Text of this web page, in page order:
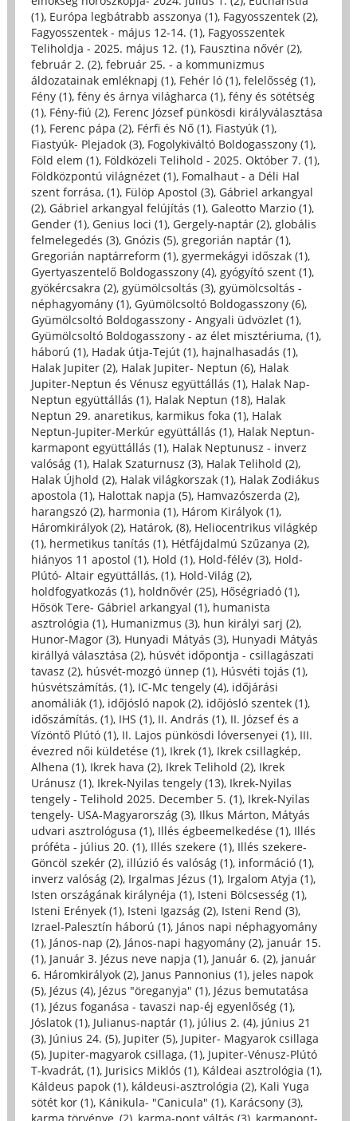
(1), Európa legbátrabb asszonya (1), Fagyosszentek (2),
Fagyosszentek - május 12-14. (1), Fagyosszentek
Teliholdja - 2025. május 12. (1), Fausztina nővér (2),
február 2. (2), február 25. - a kommunizmus
áldozatainak emléknapj (1), Fehér ló (1), felelősség (1),
Fény (1), fény és árnya világharca (1), fény és sötétség
(1), Fény-fiú (2), Ferenc József pünkösdi királyválasztása
(1), Ferenc pápa (2), Férfi és Nő (1), Fiastyúk (1),
Fiastyúk- Plejadok (3), Fogolykiváltó Boldogasszony (1),
Föld elem (1), Földközeli Telihold - 2025. Október 7. (1),
Földközpontú világnézet (1), Fomalhaut - a Déli Hal
szent forrása, (1), Fülöp Apostol (3), Gábriel arkangyal
(2), Gábriel arkangyal felújítás (1), Galeotto Marzio (1),
Gender (1), Genius loci (1), Gergely-naptár (2), globális
felmelegedés (3), Gnózis (5), gregorián naptár (1),
Gregorián naptárreform (1), gyermekágyi időszak (1),
Gyertyaszentelő Boldogasszony (4), gyógyító szent (1),
gyökércsakra (2), gyümölcsoltás (3), gyümölcsoltás -
néphagyomány (1), Gyümölcsoltó Boldogasszony (6),
Gyümölcsoltó Boldogasszony - Angyali üdvözlet (1),
Gyümölcsoltó Boldogasszony - az élet misztériuma, (1),
háború (1), Hadak útja-Tejút (1), hajnalhasadás (1),
Halak Jupiter (2), Halak Jupiter- Neptun (6), Halak
Jupiter-Neptun és Vénusz együttállás (1), Halak Nap-
Neptun együttállás (1), Halak Neptun (18), Halak
Neptun 29. anaretikus, karmikus foka (1), Halak
Neptun-Jupiter-Merkúr együttállás (1), Halak Neptun-
karmapont együttállás (1), Halak Neptunusz - inverz
valóság (1), Halak Szaturnusz (3), Halak Telihold (2),
Halak Újhold (2), Halak világkorszak (1), Halak Zodiákus
apostola (1), Halottak napja (5), Hamvazószerda (2),
harangszó (2), harmonia (1), Három Királyok (1),
Háromkirályok (2), Határok, (8), Heliocentrikus világkép
(1), hermetikus tanítás (1), Hétfájdalmú Szűzanya (2),
hiányos 11 apostol (1), Hold (1), Hold-félév (3), Hold-
Plútó- Altair együttállás, (1), Hold-Világ (2),
holdfogyatkozás (1), holdnővér (25), Hőségriadó (1),
Hősök Tere- Gábriel arkangyal (1), humanista
asztrológia (1), Humanizmus (3), hun királyi sarj (2),
Hunor-Magor (3), Hunyadi Mátyás (3), Hunyadi Mátyás
királlyá választása (2), húsvét időpontja - csillagászati
tavasz (2), húsvét-mozgó ünnep (1), Húsvéti tojás (1),
húsvétszámítás, (1), IC-Mc tengely (4), időjárási
anomáliák (1), időjósló napok (2), időjósló szentek (1),
időszámítás, (1), IHS (1), II. András (1), II. József és a
Vízöntő Plútó (1), II. Lajos pünkösdi lóversenyei (1), III.
évezred női küldetése (1), Ikrek (1), Ikrek csillagkép,
Alhena (1), Ikrek hava (2), Ikrek Telihold (2), Ikrek
Uránusz (1), Ikrek-Nyilas tengely (13), Ikrek-Nyilas
tengely - Telihold 2025. December 5. (1), Ikrek-Nyilas
tengely- USA-Magyarország (3), Ilkus Márton, Mátyás
udvari asztrológusa (1), Illés égbeemelkedése (1), Illés
próféta - július 20. (1), Illés szekere (1), Illés szekere-
Göncöl szekér (2), illúzió és valóság (1), információ (1),
inverz valóság (2), Irgalmas Jézus (1), Irgalom Atyja (1),
Isten országának királynéja (1), Isteni Bölcsesség (1),
Isteni Erények (1), Isteni Igazság (2), Isteni Rend (3),
Izrael-Palesztín háború (1), János napi néphagyomány
(1), János-nap (2), János-napi hagyomány (2), január 15.
(1), Január 3. Jézus neve napja (1), Január 6. (2), január
6. Háromkirályok (2), Janus Pannonius (1), jeles napok
(5), Jézus (4), Jézus "öreganyja" (1), Jézus bemutatása
(1), Jézus foganása - tavaszi nap-éj egyenlőség (1),
Jóslatok (1), Julianus-naptár (1), július 2. (4), június 21
(3), Június 24. (5), Jupiter (5), Jupiter- Magyarok csillaga
(5), Jupiter-magyarok csillaga, (1), Jupiter-Vénusz-Plútó
T-kvadrát, (1), Jurisics Miklós (1), Káldeai asztrológia (1),
Káldeus papok (1), káldeusi-asztrológia (2), Kali Yuga
sötét kor (1), Kánikula- "Canicula" (1), Karácsony (3),